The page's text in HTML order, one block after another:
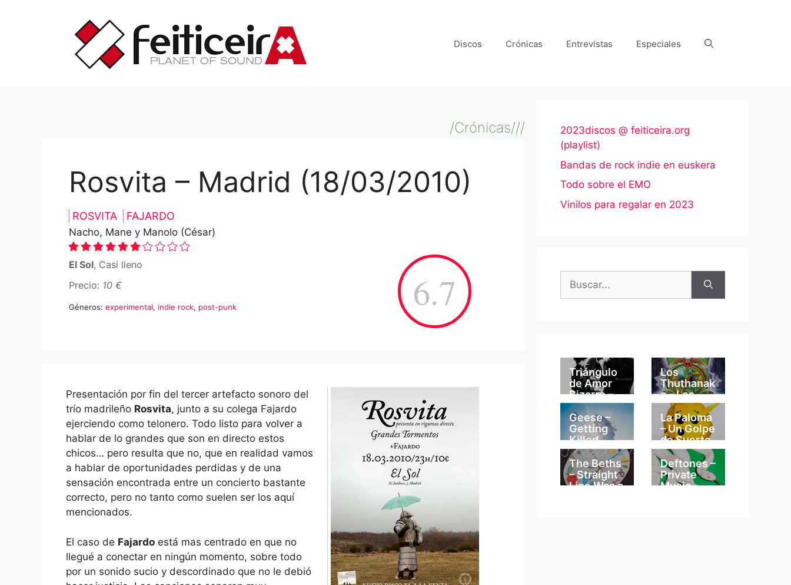
Discos Crónicas Entrevistas Especiales
/Crónicas///
Rosvita – Madrid (18/03/2010)
ROSVITA FAJARDO
Nacho, Mane y Manolo (César)
6.7
El Sol, Casi lleno
Precio: 10 €
Géneros: experimental, indie rock, post-punk
Presentación por fin del tercer artefacto sonoro del
trío madrileño Rosvita, junto a su colega Fajardo
ejerciendo como telonero. Todo listo para volver a
hablar de lo grandes que son en directo estos
chicos… pero resulta que no, que en realidad vamos
a hablar de oportunidades perdidas y de una
sensación encontrada entre un concierto bastante
correcto, pero no tanto como suelen ser los aquí
mencionados.
El caso de Fajardo está mas centrado en que no
llegué a conectar en ningún momento, sobre todo
por un sonido sucio y descordinado que no le debió
2023discos @ feiticeira.org
(playlist)
Bandas de rock indie en euskera
Todo sobre el EMO
Vinilos para regalar en 2023
Triángulo
de Amor
Bizarro –
Mi
Catedral
Los
Thuthanak
a – Los
Thuthanak
a
Geese –
Getting
Killed
La Paloma
– Un Golpe
de Suerte
The Beths
– Straight
Line Was a
Deftones –
Private
Music